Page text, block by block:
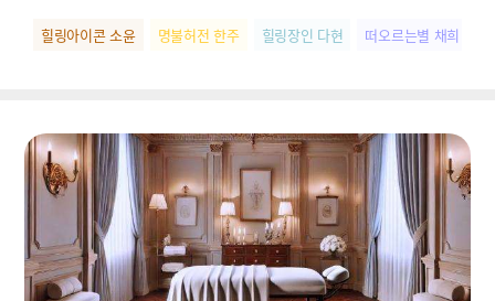
힐링아이콘 소윤 명불허전 한주 힐링장인 다현 떠오르는별 채희